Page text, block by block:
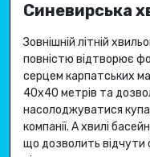
Синевирська
Зовнішній літній
повністю відтворює
серцем карпатських
40х40 метрів та
насолоджуватися
компанії. А хвилі
що дозволить відчути